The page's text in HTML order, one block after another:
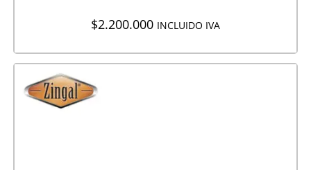
$2.200.000 INCLUIDO IVA